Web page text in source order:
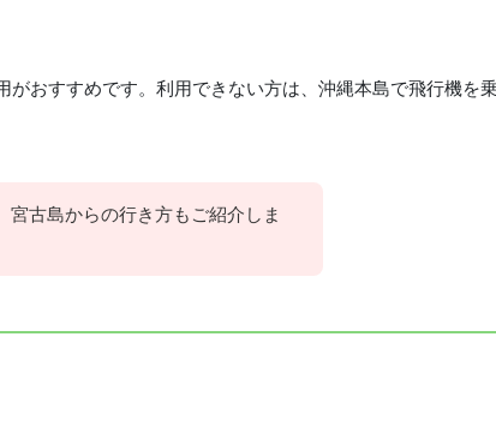
おすすめです。利用できない方は、沖縄本島で飛行機を
古島からの行き方もご紹介しま